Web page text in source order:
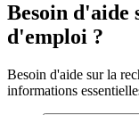
Besoin d'aide
d'emploi ?
Besoin d'aide sur la
informations